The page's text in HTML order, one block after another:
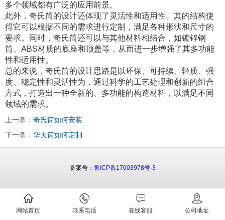
多个领域都有广泛的应用前景。
此外，奇氏筒的设计还体现了灵活性和适用性。其的结构使
得它可以根据不同的需求进行定制，满足各种形状和尺寸的
要求。同时，奇氏筒还可以与其他材料相结合，如镀锌钢
筒、ABS材质的底座和顶盖等，从而进一步增强了其多功能
性和适用性。
总的来说，奇氏筒的设计思路是以环保、可持续、轻质、强
度、稳定性和灵活性为，通过科学的工艺处理和创新的组合
方式，打造出一种全新的、多功能的构造材料，以满足不同
领域的需求。
上一条： 奇氏筒如何安装
下一条： 华夫筒如何定制
网站首页 联系电话 在线客服 公司地址
备案号： 鲁ICP备17003978号-3